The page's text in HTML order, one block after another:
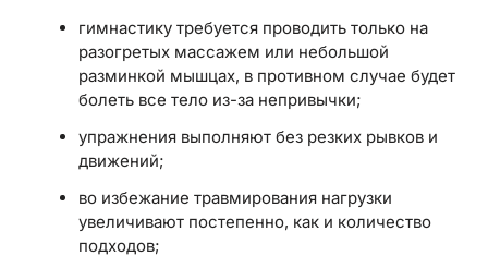
гимнастику требуется проводить только на
разогретых массажем или небольшой
разминкой мышцах, в противном случае будет
болеть все тело из-за непривычки;
упражнения выполняют без резких рывков и
движений;
во избежание травмирования нагрузки
увеличивают постепенно, как и количество
подходов;